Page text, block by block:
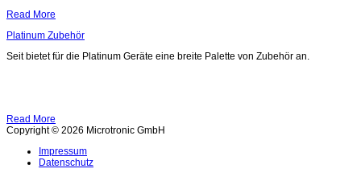
Read More
Platinum Zubehör
Seit bietet für die Platinum Geräte eine breite Palette von Zubehör an.
Read More
Copyright © 2026 Microtronic GmbH
Impressum
Datenschutz